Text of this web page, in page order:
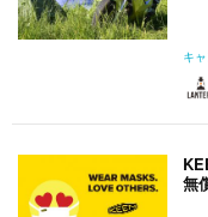
キ
無